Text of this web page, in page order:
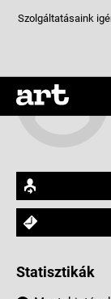
Statisztikák
Szolgáltatásaink